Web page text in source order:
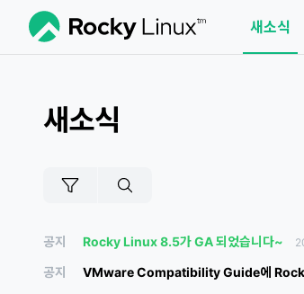
새소식
새소식
공지 Rocky Linux 8.5가 GA 되었습니다~
공지 VMware Compatibility Guide에